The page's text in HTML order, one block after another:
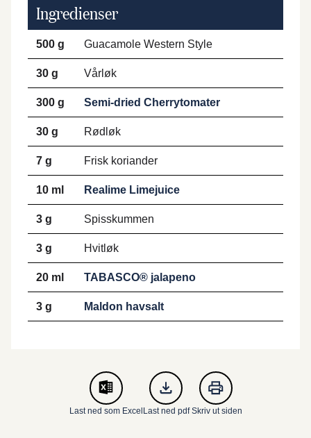
Ingredienser
500 g Guacamole Western Style
30 g Vårløk
300 g Semi-dried Cherrytomater
30 g Rødløk
7 g Frisk koriander
10 ml Realime Limejuice
3 g Spisskummen
3 g Hvitløk
20 ml TABASCO® jalapeno
3 g Maldon havsalt
Last ned som Excel Last ned pdfSkriv ut siden